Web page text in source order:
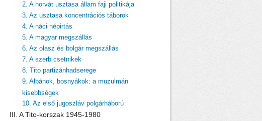
2. A horvát usztasa állam faji politikája
3. Az usztasa koncentrációs táborok
4. A náci népirtás
5. A magyar megszállás
6. Az olasz és bolgár megszállás
7. A szerb csetnikek
8. Tito partizánhadserege
9. Albánok, bosnyákok: a muzulmán
kisebbségek
10. Az első jugoszláv polgárháború
III. A Tito-korszak 1945-1980